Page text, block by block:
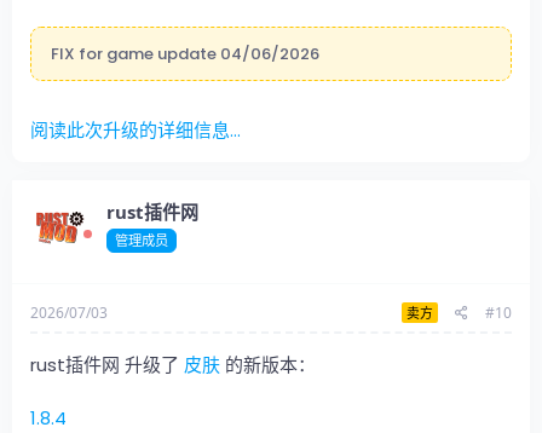
FIX for game update 04/06/2026
阅读此次升级的详细信息...
rust插件网
管理成员
2026/07/03 卖方 #10
rust插件网 升级了 皮肤 的新版本：
1.8.4